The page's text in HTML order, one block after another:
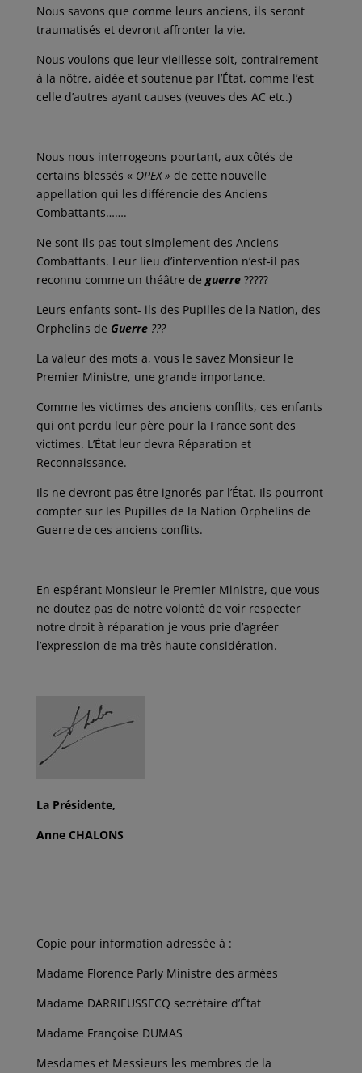
Nous savons que comme leurs anciens, ils seront
traumatisés et devront affronter la vie.
Nous voulons que leur vieillesse soit, contrairement
à la nôtre, aidée et soutenue par l’État, comme l’est
celle d’autres ayant causes (veuves des AC etc.)
Nous nous interrogeons pourtant, aux côtés de
certains blessés « OPEX » de cette nouvelle
appellation qui les différencie des Anciens
Combattants…….
Ne sont-ils pas tout simplement des Anciens
Combattants. Leur lieu d’intervention n’est-il pas
reconnu comme un théâtre de guerre ?????
Leurs enfants sont- ils des Pupilles de la Nation, des
Orphelins de Guerre???
La valeur des mots a, vous le savez Monsieur le
Premier Ministre, une grande importance.
Comme les victimes des anciens conflits, ces enfants
qui ont perdu leur père pour la France sont des
victimes. L’État leur devra Réparation et
Reconnaissance.
Ils ne devront pas être ignorés par l’État. Ils pourront
compter sur les Pupilles de la Nation Orphelins de
Guerre de ces anciens conflits.
En espérant Monsieur le Premier Ministre, que vous
ne doutez pas de notre volonté de voir respecter
notre droit à réparation je vous prie d’agréer
l’expression de ma très haute considération.
La Présidente,
Anne CHALONS
Copie pour information adressée à :
Madame Florence Parly Ministre des armées
Madame DARRIEUSSECQ secrétaire d’État
Madame Françoise DUMAS
Mesdames et Messieurs les membres de la